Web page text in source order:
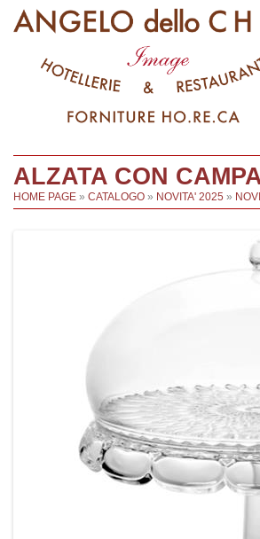
ALZATA CON
HOME PAGE » CATALOGO » NOVITA' 2025 »